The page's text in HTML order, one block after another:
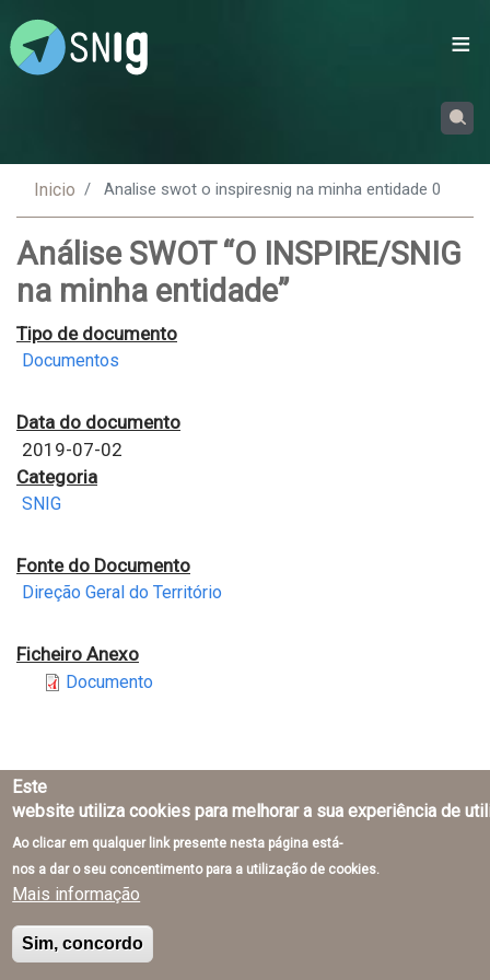
Inicio Analise swot o inspiresnig na minha entidade 0
Análise SWOT “O INSPIRE/SNIG
na minha entidade”
Tipo de documento
Documentos
Data do documento
2019-07-02
Categoria
SNIG
Fonte do Documento
Direção Geral do Território
Ficheiro Anexo
Documento
Este
website utiliza cookies para melhorar a sua experiência de
Ao clicar em qualquer link presente nesta página está-
nos a dar o seu concentimento para a utilização de cookies.
Mais informação
Sim, concordo